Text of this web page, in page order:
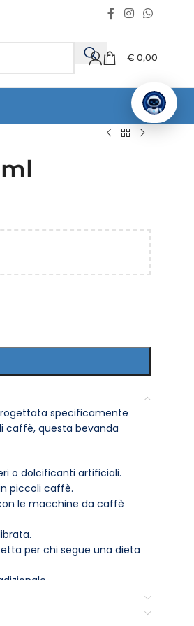
€ 0,00
specificamente
caffè, questa bevanda
o dolcificanti artificiali.
piccoli caffè.
le macchine da caffè
per chi segue una dieta
in frigorifero e